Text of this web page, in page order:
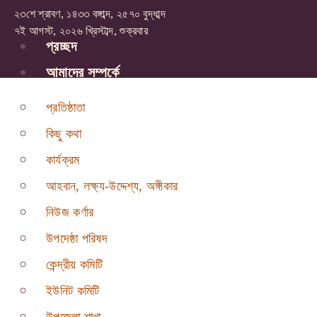
২৩শে শ্রাবণ, ১৪৩৩ বঙ্গাব্দ, ২৫৭০ বুদ্ধাব্দ
৭ই আগস্ট, ২০২৬ খ্রিস্টাব্দ, শুক্রবার
প্রচ্ছদ
আমাদের সম্পর্কে
প্রতিষ্ঠাতা
কিছু কথা
কার্যক্রম
আহবান, লক্ষ্য-উদ্দেশ্য, অঙ্গীকার
নিউজ কর্ণার
উপদেষ্ঠা পরিষদ
কেন্দ্রীয় কমিটি
ইউনিট কমিটি